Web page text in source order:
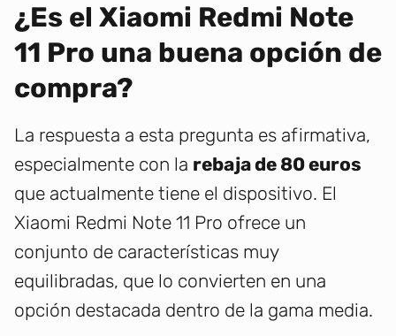
¿Es el Xiaomi Redmi Note
11 Pro una buena opción de
compra?
La respuesta a esta pregunta es afirmativa,
especialmente con la rebaja de 80 euros
que actualmente tiene el dispositivo. El
Xiaomi Redmi Note 11 Pro ofrece un
conjunto de características muy
equilibradas, que lo convierten en una
opción destacada dentro de la gama media.